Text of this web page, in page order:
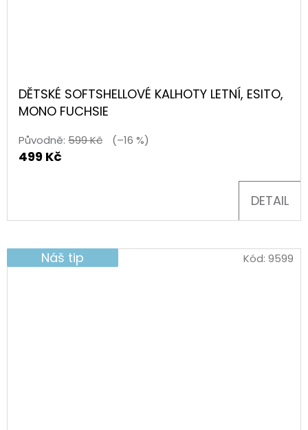
DĚTSKÉ SOFTSHELLOVÉ KALHOTY LETNÍ, ESITO,
MONO FUCHSIE
Původně: 599 Kč (–16 %)
499 Kč
DETAIL
Náš tip Kód: 9599